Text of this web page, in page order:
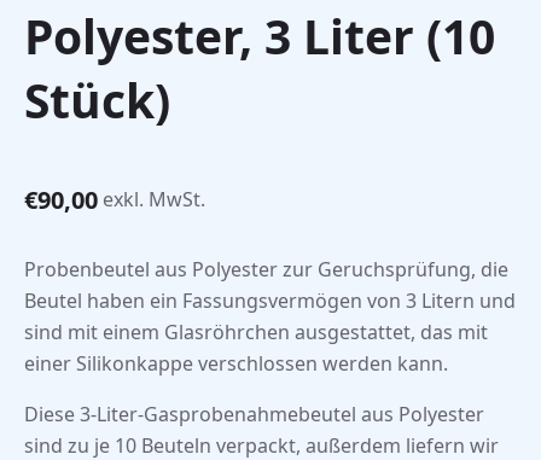
Polyester, 3 Liter (10
Stück)
€90,00 exkl. MwSt.
Probenbeutel aus Polyester zur Geruchsprüfung, die
Beutel haben ein Fassungsvermögen von 3 Litern und
sind mit einem Glasröhrchen ausgestattet, das mit
einer Silikonkappe verschlossen werden kann.
Diese 3-Liter-Gasprobenahmebeutel aus Polyester
sind zu je 10 Beuteln verpackt, außerdem liefern wir